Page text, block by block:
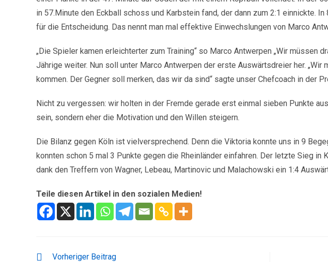
in 57.Minute den Eckball schoss und Karbstein fand, der dann zum 2:1 einnickte.
für die Entscheidung. Das nennt man mal effektive Einwechslungen von Marco
„Die Spieler kamen erleichterter zum Training“ so Marco Antwerpen „Wir müssen
Jährige weiter. Nun soll unter Marco Antwerpen der erste Auswärtsdreier her.
kommen. Der Gegner soll merken, das wir da sind“ sagte unser Chefcoach in der
Nicht zu vergessen: wir holten in der Fremde gerade erst einmal sieben Punkte
sein, sondern eher die Motivation und den Willen steigern.
Die Bilanz gegen Köln ist vielversprechend. Denn die Viktoria konnte uns in 9
konnten schon 5 mal 3 Punkte gegen die Rheinländer einfahren. Der letzte Sieg in
dank den Treffern von Wagner, Lebeau, Martinovic und Malachowski ein 1:4
Teile diesen Artikel in den sozialen Medien!
WEITEREVorheriger Beitrag